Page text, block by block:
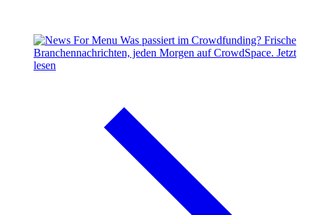
Was passiert im Crowdfunding? Frische
Branchennachrichten, jeden Morgen auf CrowdSpace. Jetzt
lesen